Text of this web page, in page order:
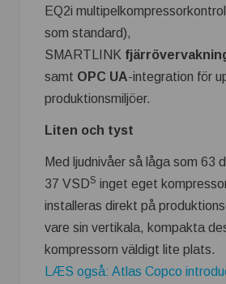
EQ2i
som standard),
SMARTLINK
samt OPC UA-integration för
produktionsmiljöer.
Liten och tyst
Med ljudnivåer så låga som 63
37 VSDS inget eget
installeras direkt på
vare sin vertikala, kompakta
kompressorn väldigt lite plats.
LÆS også: Atlas Copco